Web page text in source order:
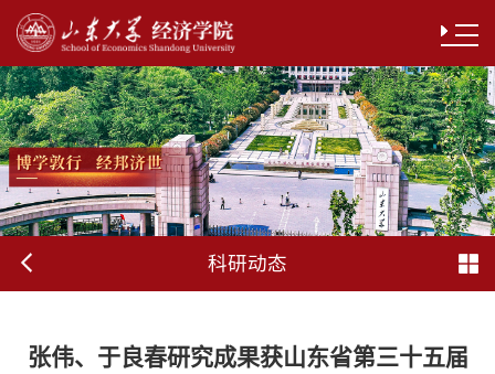
科研动态
张伟、于良春研究成果获山东省第三十五届